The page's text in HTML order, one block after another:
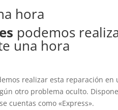
hora
podemos
una hora
realizar esta reparación
otro problema oculto.
cuentas como «Express».